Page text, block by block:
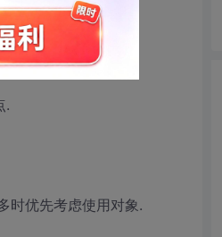
.
时优先考虑使用对象.